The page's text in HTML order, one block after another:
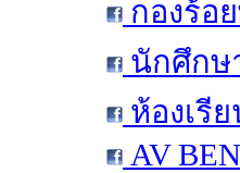
กองร้อ
นักศึกษ
ห้องเรี
AV